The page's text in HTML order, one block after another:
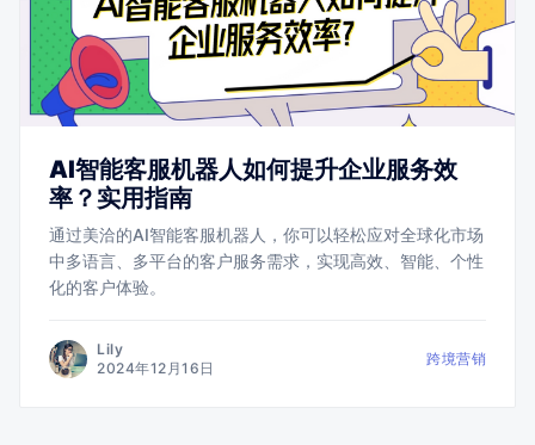
AI智能客服机器人如何提升企业服务效
率？实用指南
通过美洽的AI智能客服机器人，你可以轻松应对全球化市场
中多语言、多平台的客户服务需求，实现高效、智能、个性
化的客户体验。
Lily
2024年12月16日
跨境营销